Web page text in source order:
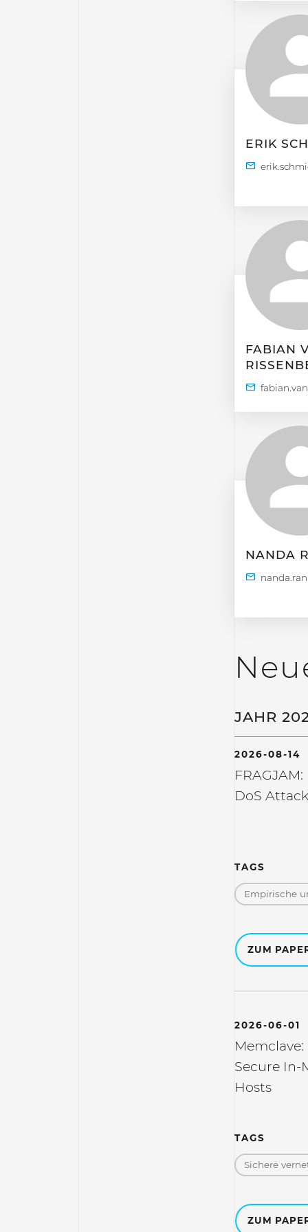
ERIK
FABIAN
NANDA
JAHR
2026-08-14
FRAGJAM:
DoS
TAGS
Empirische
ZUM
2026-06-01
Memclave:
Secure In-
Hosts
TAGS
Sichere
ZUM